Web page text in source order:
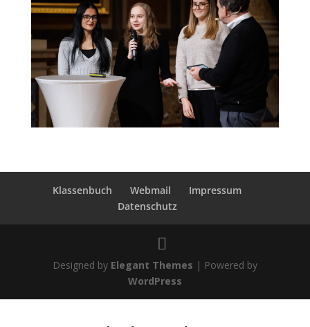
Klassenbuch Webmail
Impressum
Datenschutz
Designed by Elegant Themes | Powered by
WordPress